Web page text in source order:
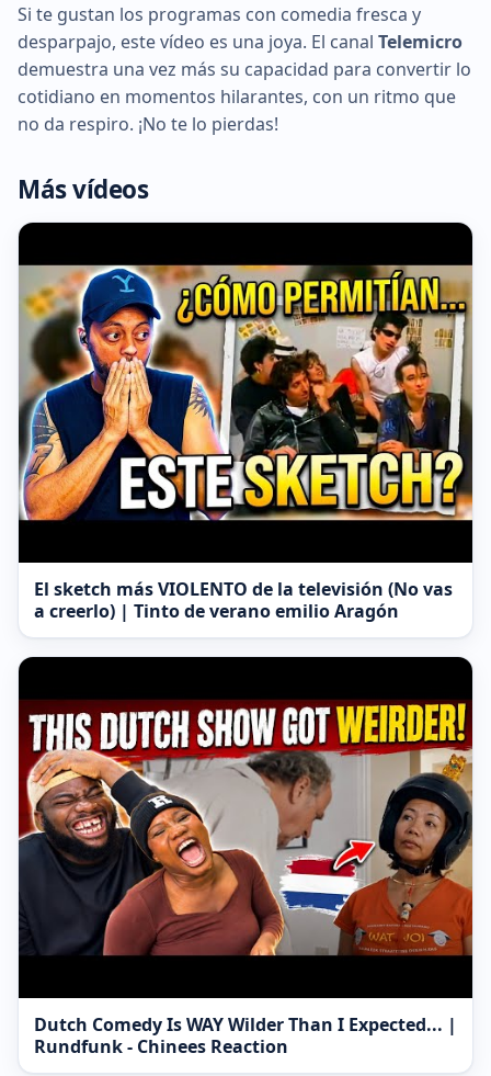
Si te gustan los programas con comedia fresca y
desparpajo, este vídeo es una joya. El canal Telemicro
demuestra una vez más su capacidad para convertir lo
cotidiano en momentos hilarantes, con un ritmo que
no da respiro. ¡No te lo pierdas!
Más vídeos
El sketch más VIOLENTO de la televisión (No vas
a creerlo) | Tinto de verano emilio Aragón
Dutch Comedy Is WAY Wilder Than I Expected... |
Rundfunk - Chinees Reaction